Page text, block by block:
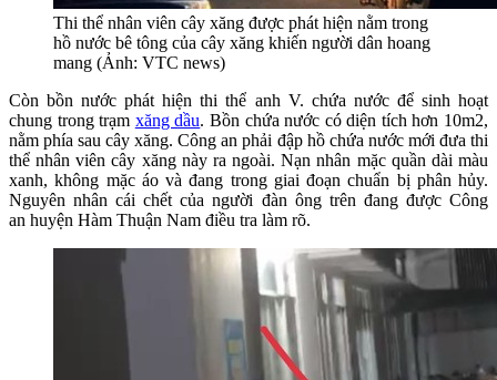
Thi thể nhân viên cây xăng được phát hiện nằm trong
hồ nước bê tông của cây xăng khiến người dân hoang
mang (Ảnh: VTC news)
Còn bồn nước phát hiện thi thể anh V. chứa nước để sinh hoạt
chung trong trạm xăng dầu. Bồn chứa nước có diện tích hơn 10m2,
nằm phía sau cây xăng. Công an phải đập hồ chứa nước mới đưa thi
thể nhân viên cây xăng này ra ngoài. Nạn nhân mặc quần dài màu
xanh, không mặc áo và đang trong giai đoạn chuẩn bị phân hủy.
Nguyên nhân cái chết của người đàn ông trên đang được Công
an huyện Hàm Thuận Nam điều tra làm rõ.